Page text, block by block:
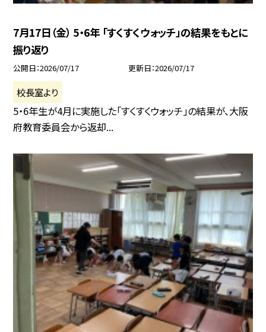
7月17日（金） 5・6年 「すくすくウォッチ」の結果をもとに
振り返り
公開日 2026/07/17 更新日 2026/07/17
校長室より
5・6年生が4月に実施した「すくすくウォッチ」の結果が、大阪
府教育委員会から返却...